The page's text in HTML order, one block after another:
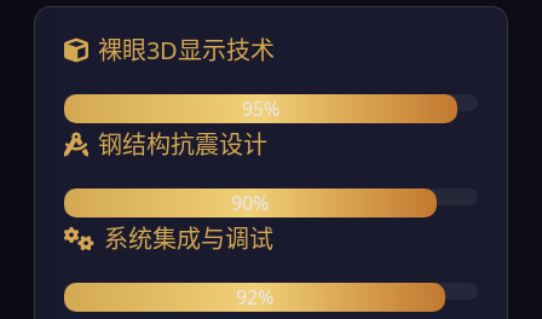
裸眼3D显示技术
95%
钢结构抗震设计
90%
系统集成与调试
92%